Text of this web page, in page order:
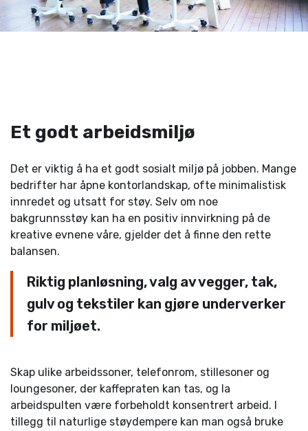
Et godt arbeidsmiljø
Det er viktig å ha et godt sosialt miljø på jobben. Mange
bedrifter har åpne kontorlandskap, ofte minimalistisk
innredet og utsatt for støy. Selv om noe
bakgrunnsstøy kan ha en positiv innvirkning på de
kreative evnene våre, gjelder det å finne den rette
balansen.
Riktig planløsning, valg av vegger, tak,
gulv og tekstiler kan gjøre underverker
for miljøet.
Skap ulike arbeidssoner, telefonrom, stillesoner og
loungesoner, der kaffepraten kan tas, og la
arbeidspulten være forbeholdt konsentrert arbeid. I
tillegg til naturlige støydempere kan man også bruke